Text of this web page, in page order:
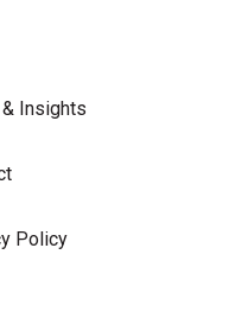
Insights
Policy